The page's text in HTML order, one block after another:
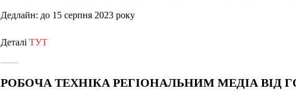
Дедлайн: до 15 серпня 2023 року
Деталі ТУТ
РОБОЧА ТЕХНІКА РЕГІОНАЛЬНИМ МЕДІА ВІД